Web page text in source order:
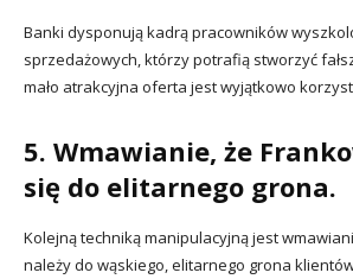
Banki dysponują kadrą pracowników
sprzedażowych, którzy potrafią stworzyć
mało atrakcyjna oferta jest wyjątkowo
5. Wmawianie, że
się do elitarnego grona.
Kolejną techniką manipulacyjną jest
należy do wąskiego, elitarnego grona